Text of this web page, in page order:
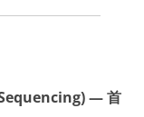
— 首